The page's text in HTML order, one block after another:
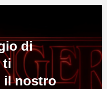
di
ti
il nostro